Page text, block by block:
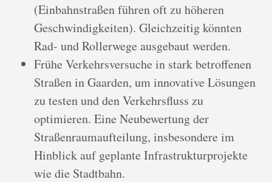
(Einbahnstraßen führen oft zu höheren
Geschwindigkeiten). Gleichzeitig könnten
Rad- und Rollerwege ausgebaut werden.
Frühe Verkehrsversuche in stark betroffenen
Straßen in Gaarden, um innovative Lösungen
zu testen und den Verkehrsfluss zu
optimieren. Eine Neubewertung der
Straßenraumaufteilung, insbesondere im
Hinblick auf geplante Infrastrukturprojekte
wie die Stadtbahn.